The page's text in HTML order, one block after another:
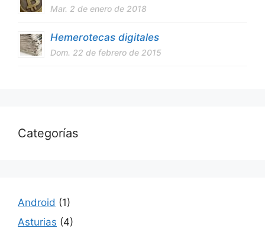
Mar. 2 de enero de 2018
Hemerotecas digitales
Dom. 22 de febrero de 2015
Categorías
Android (1)
Asturias (4)